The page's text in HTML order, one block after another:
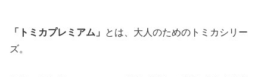
「トミカプレミアム」
とは、大人のためのトミカシリー
ズ。